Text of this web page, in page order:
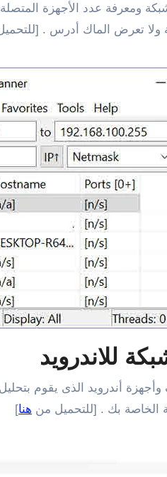
ومعرفة عدد الأجهزة المتصلة
للاندرويد
وأجهزة أندرويد الذى يقوم
الخاصة بك . [للتحميل من هنا]